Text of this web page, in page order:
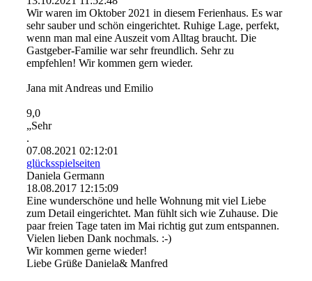
Wir waren im Oktober 2021 in diesem Ferienhaus. Es war
sehr sauber und schön eingerichtet. Ruhige Lage, perfekt,
wenn man mal eine Auszeit vom Alltag braucht. Die
Gastgeber-Familie war sehr freundlich. Sehr zu
empfehlen! Wir kommen gern wieder.
Jana mit Andreas und Emilio
9,0
„Sehr
.
07.08.2021 02:12:01
glü­cksspielseiten
Daniela Germann
18.08.2017 12:15:09
Eine wunderschöne und helle Wohnung mit viel Liebe
zum Detail eingerichtet. Man fühlt sich wie Zuhause. Die
paar freien Tage taten im Mai richtig gut zum entspannen.
Vielen lieben Dank nochmals. :-)
Wir kommen gerne wieder!
Liebe Grüße Daniela& Manfred